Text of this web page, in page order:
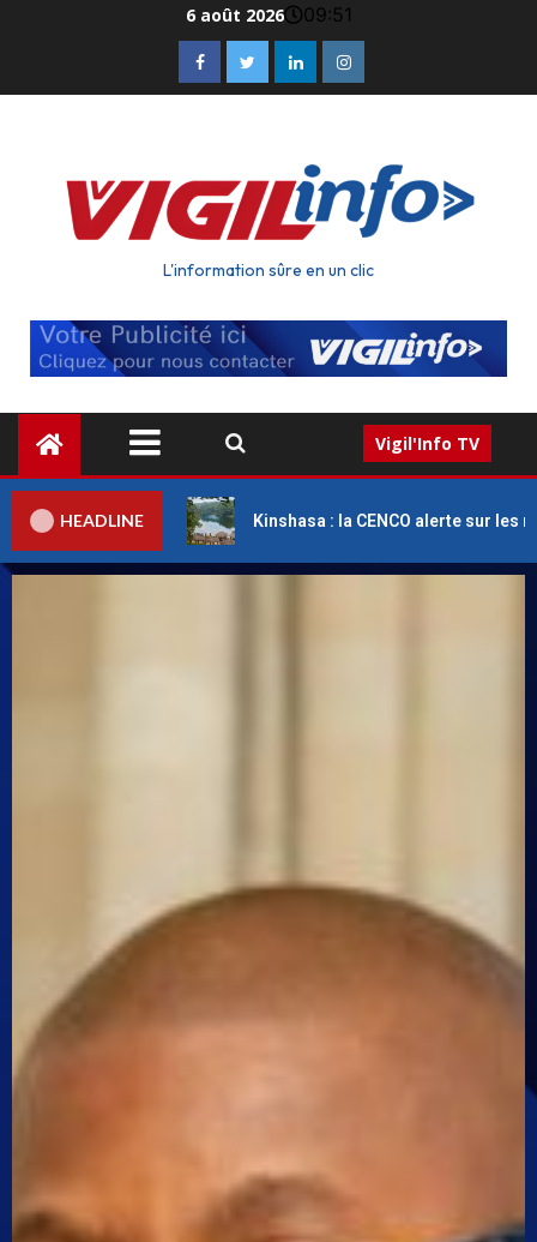
6 août 2026 09:51
L'information sûre en un clic
Vigil'Info TV
HEADLINE Kinshasa : la CENCO alerte sur les menaces